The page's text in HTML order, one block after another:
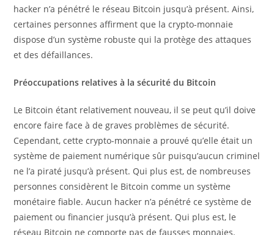
hacker n’a pénétré le réseau Bitcoin jusqu’à présent. Ainsi,
certaines personnes affirment que la crypto-monnaie
dispose d’un système robuste qui la protège des attaques
et des défaillances.
Préoccupations relatives à la sécurité du Bitcoin
Le Bitcoin étant relativement nouveau, il se peut qu’il doive
encore faire face à de graves problèmes de sécurité.
Cependant, cette crypto-monnaie a prouvé qu’elle était un
système de paiement numérique sûr puisqu’aucun criminel
ne l’a piraté jusqu’à présent. Qui plus est, de nombreuses
personnes considèrent le Bitcoin comme un système
monétaire fiable. Aucun hacker n’a pénétré ce système de
paiement ou financier jusqu’à présent. Qui plus est, le
réseau Bitcoin ne comporte pas de fausses monnaies.